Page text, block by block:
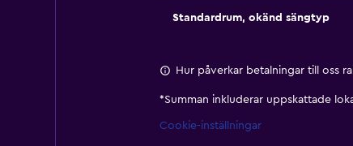
Standardrum, okänd sängtyp
Hur påverkar betalningar till oss
*Summan inkluderar uppskattade
Cookie-inställningar